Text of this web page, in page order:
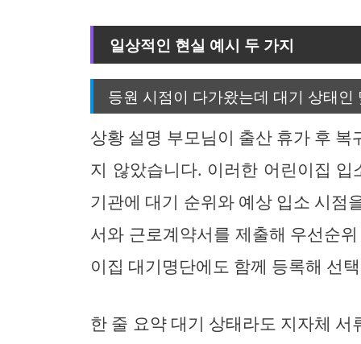
일상적인 현실 예시 두 가지
등원 시점이 다가왔는데 대기 상태인
상황 설명 부모님이 출산 휴가 후
지 않았습니다. 이러한 어린이집
기관에 대기 순위와 예상 입소 시점
서와 근로계약서를 제출해 우선순
이집 대기명단에도 함께 등록해 선
한 줄 요약 대기 상태라도 지자체